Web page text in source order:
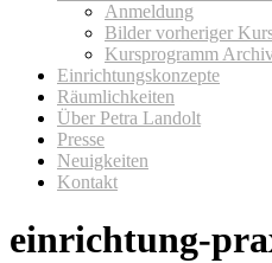
Anmeldung
Bilder vorheriger
Kursprogramm
Einrichtungskonzepte
Räumlichkeiten
Über Petra Landolt
Presse
Neuigkeiten
Kontakt
einrichtung-